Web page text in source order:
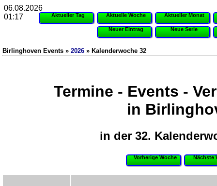
Aktueller Tag Aktuelle Woche Aktueller Monat
Neuer Eintrag Neue Serie
Birlinghoven Events » 2026 » Kalenderwoche 32
Termine - Events -
in
in der 32.
Vorherige Woche Nächste
06.08.2026
01:17